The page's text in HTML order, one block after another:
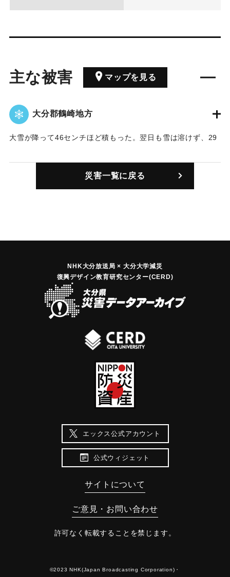
主な被害 マップを見る
大分郡鶴崎地方
大雪が降って46センチほど積もった。翌日も雪は溶けず、29
災害一覧に戻る
NHK大分放送局 × 大分大学減災
復興デザイン教育研究センター(CERD)
エックス公式アカウント
公式ウィジェット
サイトについて
ご意見・お問い合わせ
許可なく転載することを禁じます。
©2023 NHK(Japan Broadcasting Corporation)・